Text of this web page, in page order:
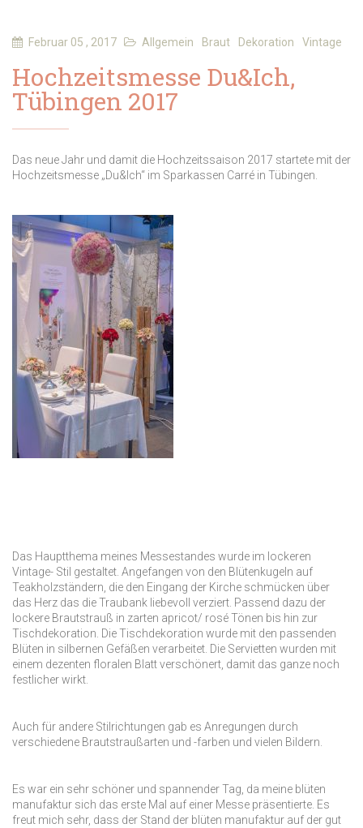
Februar 05 , 2017 Allgemein Braut Dekoration Vintage
Hochzeitsmesse Du&Ich,
Tübingen 2017
Das neue Jahr und damit die Hochzeitssaison 2017 startete mit der
Hochzeitsmesse „Du&Ich“ im Sparkassen Carré in Tübingen.
Das Hauptthema meines Messestandes wurde im lockeren
Vintage- Stil gestaltet. Angefangen von den Blütenkugeln auf
Teakholzständern, die den Eingang der Kirche schmücken über
das Herz das die Traubank liebevoll verziert. Passend dazu der
lockere Brautstrauß in zarten apricot/ rosé Tönen bis hin zur
Tischdekoration. Die Tischdekoration wurde mit den passenden
Blüten in silbernen Gefäßen verarbeitet. Die Servietten wurden mit
einem dezenten floralen Blatt verschönert, damit das ganze noch
festlicher wirkt.
Auch für andere Stilrichtungen gab es Anregungen durch
verschiedene Brautstraußarten und -farben und vielen Bildern.
Es war ein sehr schöner und spannender Tag, da meine blüten
manufaktur sich das erste Mal auf einer Messe präsentierte. Es
freut mich sehr, dass der Stand der blüten manufaktur auf der gut